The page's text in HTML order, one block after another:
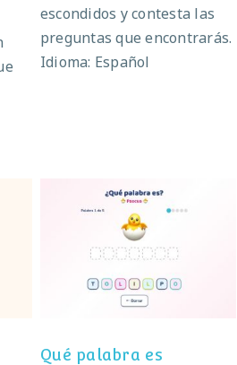
escondidos y contesta las
preguntas que encontrarás.
Idioma: Español
Qué palabra es
Qué palabra es